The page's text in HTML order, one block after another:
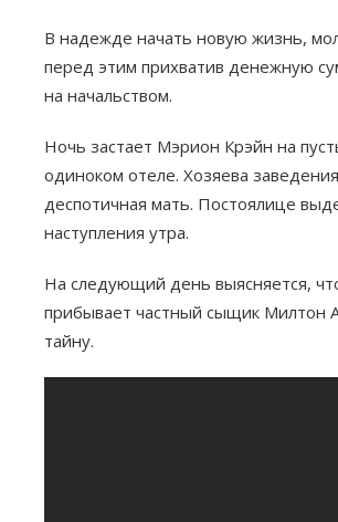
В надежде начать новую жизнь,
перед этим прихватив денежную
на начальством.
Ночь застает Мэрион Крэйн на
одиноком отеле. Хозяева
деспотичная мать. Постоялице
наступления утра.
На следующий день выясняется,
прибывает частный сыщик Милтон
тайну.